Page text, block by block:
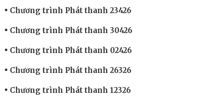
Chương trình Phát thanh 23426
Chương trình Phát thanh 30426
Chương trình Phát thanh 02426
Chương trình Phát thanh 26326
Chương trình Phát thanh 12326